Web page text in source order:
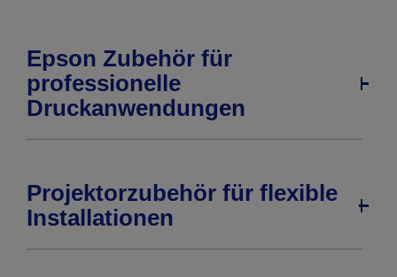
Epson Zubehör für
professionelle
Druckanwendungen
Projektorzubehör für flexible
Installationen